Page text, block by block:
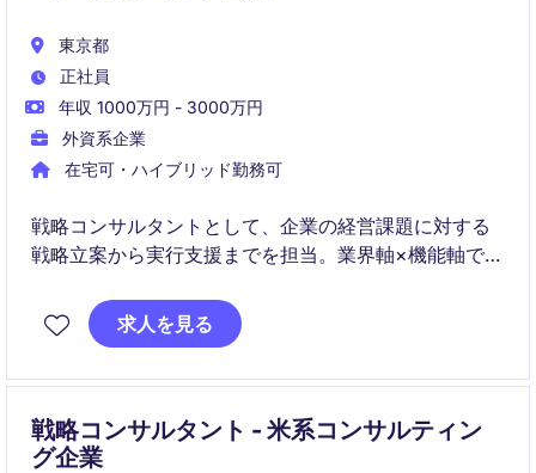
東京都
正社員
年収 1000万円 - 3000万円
外資系企業
在宅可・ハイブリッド勤務可
戦略コンサルタントとして、企業の経営課題に対する
戦略立案から実行支援までを担当。業界軸×機能軸で専
核課題に深く関与できるポジションです。
求人を見る
戦略コンサルタント - 米系コンサルティン
グ企業